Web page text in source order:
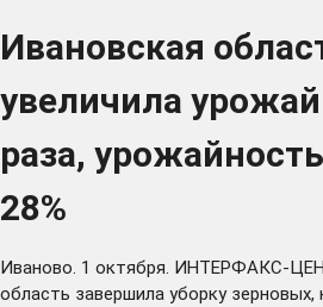
Ивановская
увеличила
раза,
28%
Иваново. 1 октября. ИНТЕРФАКС-
область завершила уборку зерновых,